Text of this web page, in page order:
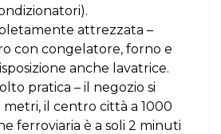
attrezzata –
con congelatore, forno e
anche lavatrice.
pratica – il negozio si
il centro città a 1000
ferroviaria è a soli 2 minuti